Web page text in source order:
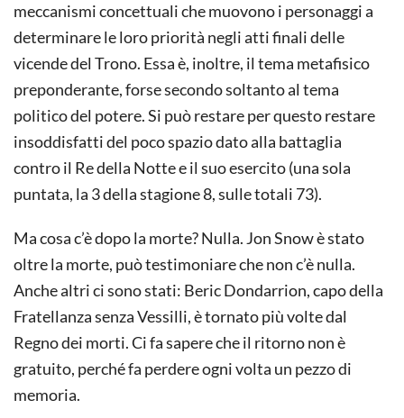
meccanismi concettuali che muovono i personaggi a
determinare le loro priorità negli atti finali delle
vicende del Trono. Essa è, inoltre, il tema metafisico
preponderante, forse secondo soltanto al tema
politico del potere. Si può restare per questo restare
insoddisfatti del poco spazio dato alla battaglia
contro il Re della Notte e il suo esercito (una sola
puntata, la 3 della stagione 8, sulle totali 73).
Ma cosa c’è dopo la morte? Nulla. Jon Snow è stato
oltre la morte, può testimoniare che non c’è nulla.
Anche altri ci sono stati: Beric Dondarrion, capo della
Fratellanza senza Vessilli, è tornato più volte dal
Regno dei morti. Ci fa sapere che il ritorno non è
gratuito, perché fa perdere ogni volta un pezzo di
memoria.